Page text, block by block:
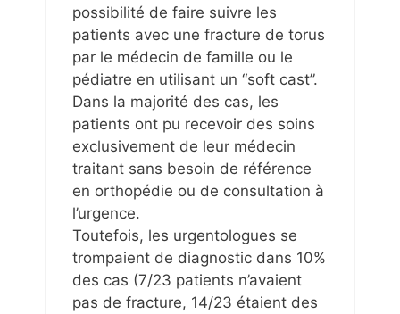
possibilité de faire suivre les
patients avec une fracture de torus
par le médecin de famille ou le
pédiatre en utilisant un “soft cast”.
Dans la majorité des cas, les
patients ont pu recevoir des soins
exclusivement de leur médecin
traitant sans besoin de référence
en orthopédie ou de consultation à
l’urgence.
Toutefois, les urgentologues se
trompaient de diagnostic dans 10%
des cas (7/23 patients n’avaient
pas de fracture, 14/23 étaient des